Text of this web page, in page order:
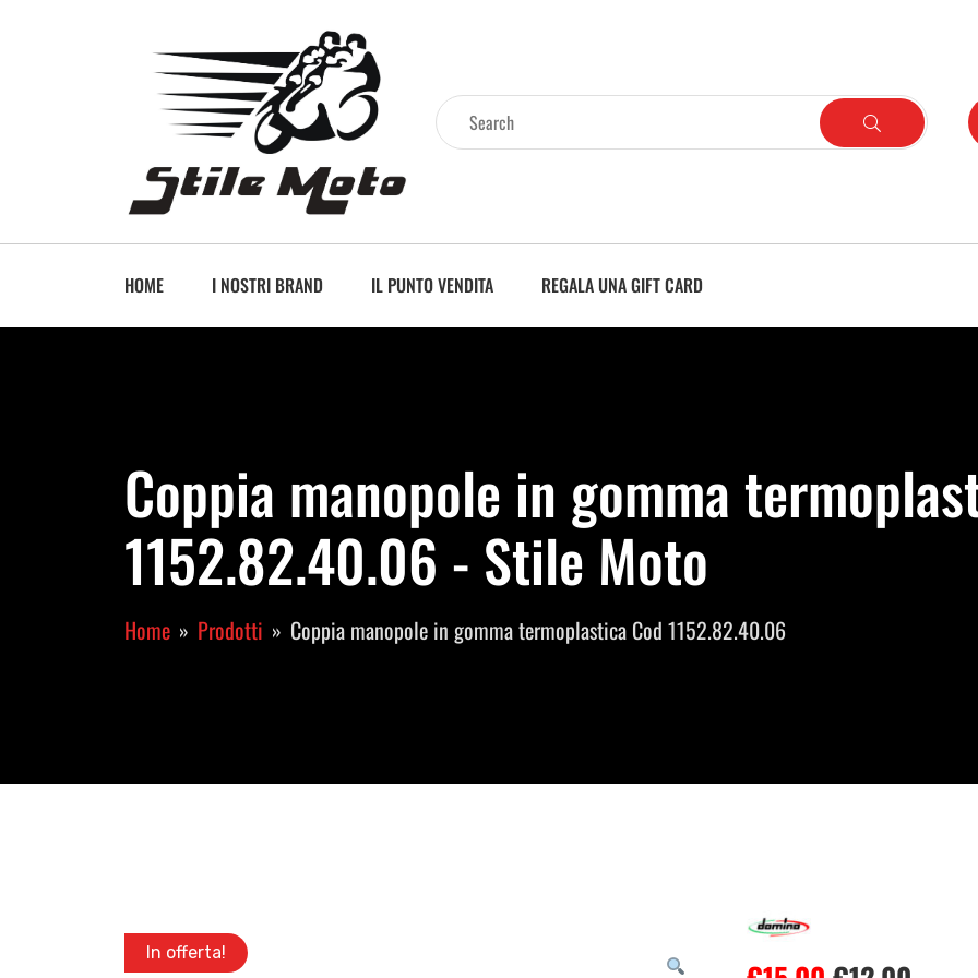
HOME I NOSTRI BRAND IL PUNTO VENDITA REGALA UNA GIFT CARD
Coppia manopole in gomma
1152.82.40.06 - Stile Moto
Home Prodotti Coppia manopole in gomma termoplastica Cod 1152.82.40.06
In offerta!